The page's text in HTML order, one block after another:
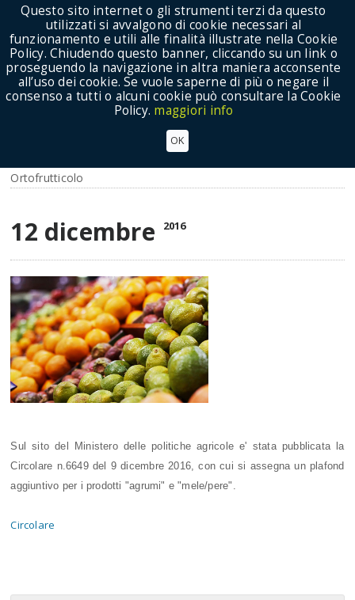
Show Menu
Ortofrutticolo
12 dicembre 2016
Sul sito del Ministero delle politiche agricole e' stata pubblicata la
Circolare n.6649 del 9 dicembre 2016, con cui si assegna un plafond
aggiuntivo per i prodotti "agrumi" e "mele/pere".
Circolare
Questo sito internet o gli strumenti terzi da questo
utilizzati si avvalgono di cookie necessari al
funzionamento e utili alle finalità illustrate nella Cookie
Policy. Chiudendo questo banner, cliccando su un link o
proseguendo la navigazione in altra maniera acconsente
all’uso dei cookie. Se vuole saperne di più o negare il
consenso a tutti o alcuni cookie può consultare la Cookie
Policy. maggiori info
OK